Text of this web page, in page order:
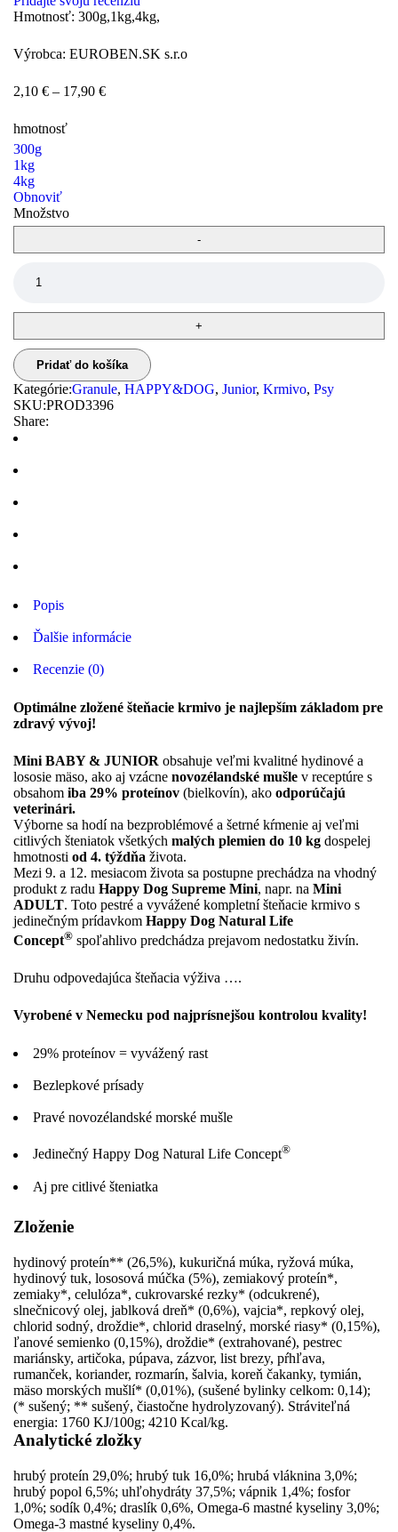
Hmotnosť: 300g,1kg,4kg,
Výrobca: EUROBEN.SK s.r.o
2,10 € – 17,90 €
hmotnosť
300g
1kg
4kg
Obnoviť
Množstvo
Pridať do košíka
Kategórie:Granule, HAPPY&DOG, Junior, Krmivo, Psy
SKU:PROD3396
Share:
Popis
Ďalšie informácie
Recenzie (0)
Optimálne zložené šteňacie krmivo je najlepším základom pre
zdravý vývoj!
Mini BABY & JUNIOR obsahuje veľmi kvalitné hydinové a
lososie mäso, ako aj vzácne novozélandské mušle v receptúre s
obsahom iba 29% proteínov (bielkovín), ako odporúčajú
veterinári.
Výborne sa hodí na bezproblémové a šetrné kŕmenie aj veľmi
citlivých šteniatok všetkých malých plemien do 10 kg dospelej
hmotnosti od 4. týždňa života.
Mezi 9. a 12. mesiacom života sa postupne prechádza na vhodný
produkt z radu Happy Dog Supreme Mini, napr. na Mini
ADULT. Toto pestré a vyvážené kompletní šteňacie krmivo s
jedinečným prídavkom Happy Dog Natural Life
Concept® spoľahlivo predchádza prejavom nedostatku živín.
Druhu odpovedajúca šteňacia výživa ….
Vyrobené v Nemecku pod najprísnejšou kontrolou kvality!
29% proteínov = vyvážený rast
Bezlepkové prísady
Pravé novozélandské morské mušle
Jedinečný Happy Dog Natural Life Concept®
Aj pre citlivé šteniatka
Zloženie
hydinový proteín** (26,5%), kukuričná múka, ryžová múka,
hydinový tuk, lososová múčka (5%), zemiakový proteín*,
zemiaky*, celulóza*, cukrovarské rezky* (odcukrené),
slnečnicový olej, jablková dreň* (0,6%), vajcia*, repkový olej,
chlorid sodný, droždie*, chlorid draselný, morské riasy* (0,15%),
ľanové semienko (0,15%), droždie* (extrahované), pestrec
mariánsky, artičoka, púpava, zázvor, list brezy, pŕhľava,
rumanček, koriander, rozmarín, šalvia, koreň čakanky, tymián,
mäso morských mušlí* (0,01%), (sušené bylinky celkom: 0,14);
(* sušený; ** sušený, čiastočne hydrolyzovaný). Stráviteľná
energia: 1760 KJ/100g; 4210 Kcal/kg.
Analytické zložky
hrubý proteín 29,0%; hrubý tuk 16,0%; hrubá vláknina 3,0%;
hrubý popol 6,5%; uhľohydráty 37,5%; vápnik 1,4%; fosfor
1,0%; sodík 0,4%; draslík 0,6%, Omega-6 mastné kyseliny 3,0%;
Omega-3 mastné kyseliny 0,4%.